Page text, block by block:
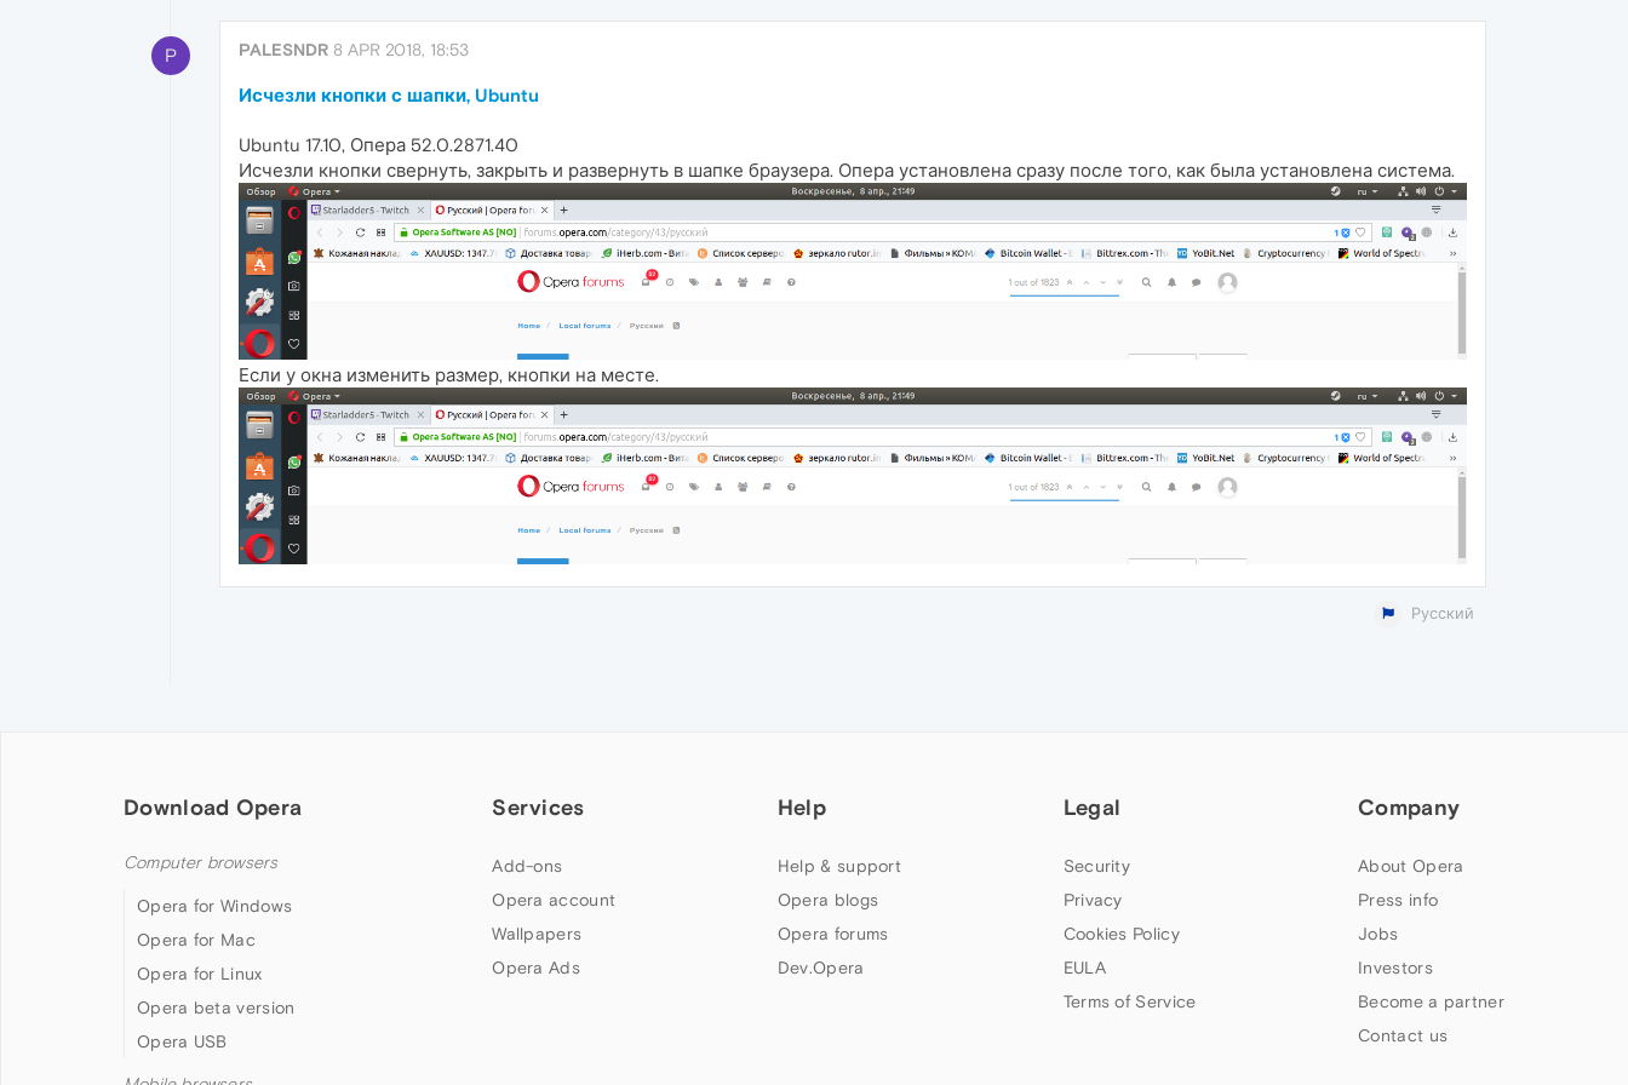
P PALESNDR 8 APR 2018, 18:53
Исчезли кнопки с шапки, Ubuntu
Ubuntu 17.10, Опера 52.0.2871.40
Исчезли кнопки свернуть, закрыть и развернуть в шапке браузера. Опера установлена сразу после того, как была установлена система.
Если у окна изменить размер, кнопки на месте.
Русский
Download Opera
Computer browsers
Opera for Windows
Opera for Mac
Opera for Linux
Opera beta version
Opera USB
Services
Add-ons
Opera account
Wallpapers
Opera Ads
Help
Help & support
Opera blogs
Opera forums
Dev.Opera
Legal
Security
Privacy
Cookies Policy
EULA
Terms of Service
Company
About Opera
Press info
Jobs
Investors
Become a partner
Contact us